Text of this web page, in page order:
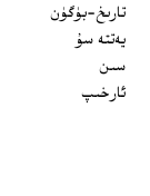
تارىخ-بۈگۈن
يەتتە سۇ
سىن
ئارخىپ